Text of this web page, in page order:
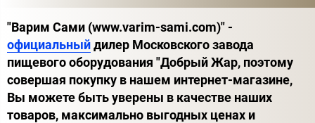
"Варим Сами (www.varim-sami.com)" -
официальныйдилер Московского завода
пищевого оборудования "Добрый Жар, поэтому
совершая покупку в нашем интернет-магазине,
Вы можете быть уверены в качестве наших
товаров, максимально выгодных ценах и